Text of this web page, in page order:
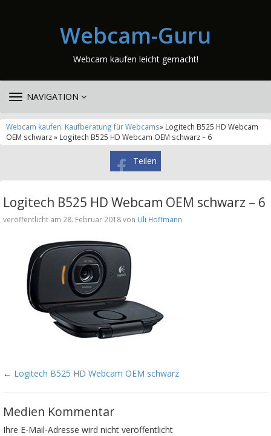
Webcam-Guru
Webcam kaufen leicht gemacht!
TOGGLE
NAVIGATION
Webcam kaufen: Kaufberatung für Webcams» Logitech B525 HD Webcam
OEM schwarz » Logitech B525 HD Webcam OEM schwarz – 6
Teilen
Logitech B525 HD Webcam OEM schwarz – 6
veröffentlicht am 28. Februar 2018 von Uli Hoffmann
← Logitech B525 HD Webcam OEM schwarz
Medien Kommentar
Ihre E-Mail-Adresse wird nicht veröffentlicht